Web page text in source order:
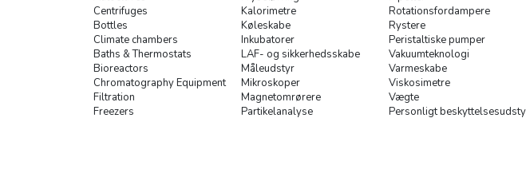
Centrifuges
Bottles
Climate chambers
Baths & Thermostats
Bioreactors
Chromatography Equipment
Filtration
Freezers
Kalorimetre
Køleskabe
Inkubatorer
LAF- og sikkerhedsskabe
Måleudstyr
Mikroskoper
Magnetomrørere
Partikelanalyse
Rotationsfordampere
Rystere
Peristaltiske pumper
Vakuumteknologi
Varmeskabe
Viskosimetre
Vægte
Personligt